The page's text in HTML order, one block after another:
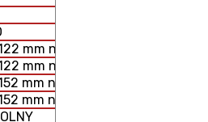
mm nabój HE z ładunkiem
mm nabój HE z ładunkiem
mm nabój HE z ładunkiem
mm nabój HE z ładunkiem